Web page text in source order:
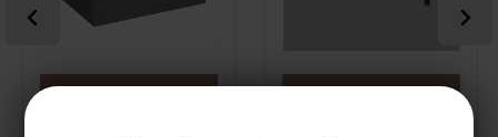
LÆG I KURVEN LÆG I KURVEN